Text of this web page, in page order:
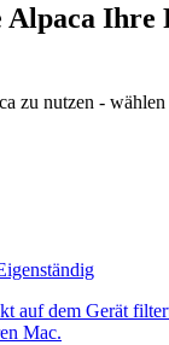
Alpaca Ihre
zu nutzen - wählen
auf dem Gerät
Mac.